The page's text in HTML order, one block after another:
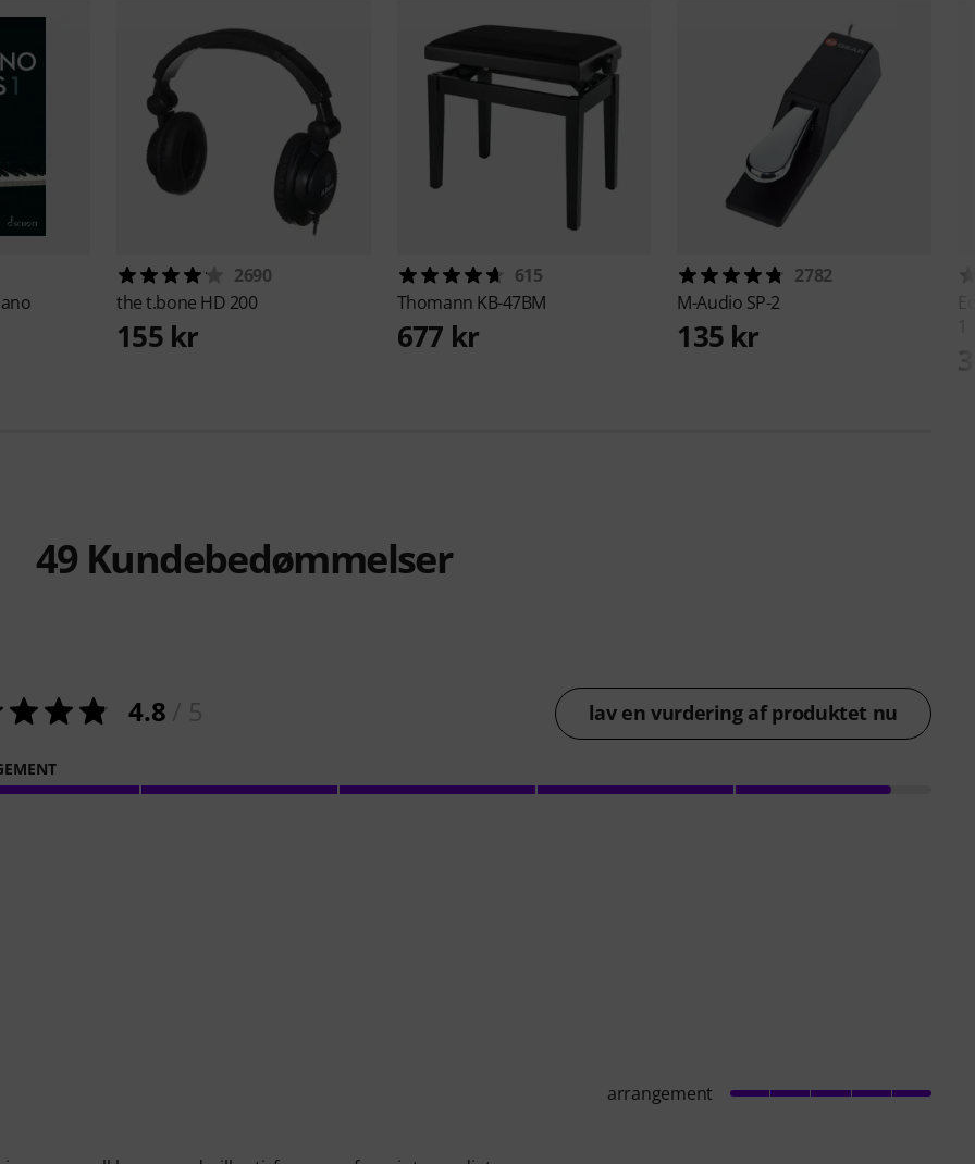
2690
the t.bone HD 200
155 kr
615
Thomann KB-47BM
677 kr
2782
M-Audio SP-2
135 kr
49 Kundebedømmelser
4.8 lav en vurdering af produktet nu
arrangement